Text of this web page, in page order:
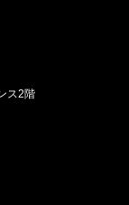
ス2階